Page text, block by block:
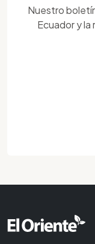
Nuestro
Ecuador y la